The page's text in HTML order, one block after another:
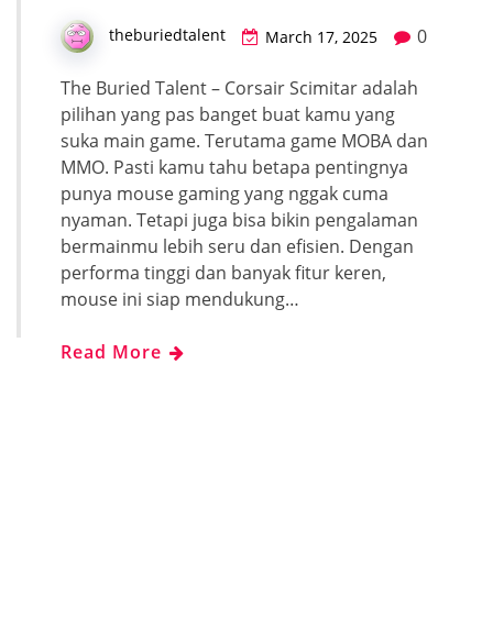
theburiedtalent March 17, 2025 0
The Buried Talent – Corsair Scimitar adalah
pilihan yang pas banget buat kamu yang
suka main game. Terutama game MOBA dan
MMO. Pasti kamu tahu betapa pentingnya
punya mouse gaming yang nggak cuma
nyaman. Tetapi juga bisa bikin pengalaman
bermainmu lebih seru dan efisien. Dengan
performa tinggi dan banyak fitur keren,
mouse ini siap mendukung…
Read More